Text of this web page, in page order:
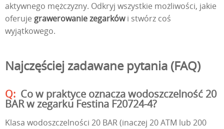
aktywnego mężczyzny. Odkryj wszystkie możliwości, jakie
oferuje grawerowanie zegarkówi stwórz coś
wyjątkowego.
Najczęściej zadawane pytania (FAQ)
Co w praktyce oznacza wodoszczelność 20
BAR w zegarku Festina F20724-4?
Klasa wodoszczelności 20 BAR (inaczej 20 ATM lub 200